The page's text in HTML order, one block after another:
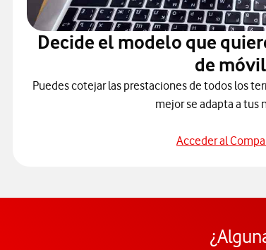
Decide el modelo que
de
Puedes cotejar las prestaciones de todos los
mejor se adapta a tus
Acceder al